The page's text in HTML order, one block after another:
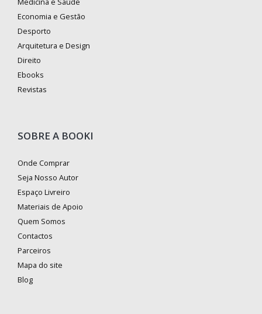
Economia e Gestão
Desporto
Arquitetura e Design
Direito
Ebooks
Revistas
SOBRE A BOOKI
Onde Comprar
Seja Nosso Autor
Espaço Livreiro
Materiais de Apoio
Quem Somos
Contactos
Parceiros
Mapa do site
Blog